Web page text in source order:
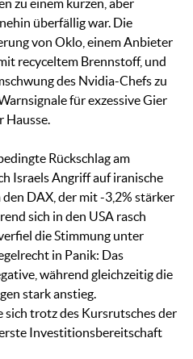
zu einem kurzen, aber
überfällig war. Die
von Oklo, einem Anbieter
recyceltem Brennstoff, und
des Nvidia-Chefs zu
für exzessive Gier
Hausse.
Rückschlag am
Israels Angriff auf iranische
DAX, der mit -3,2% stärker
sich in den USA rasch
die Stimmung unter
in Panik: Das
während gleichzeitig die
stark anstieg.
trotz des Kursrutsches der
Investitionsbereitschaft